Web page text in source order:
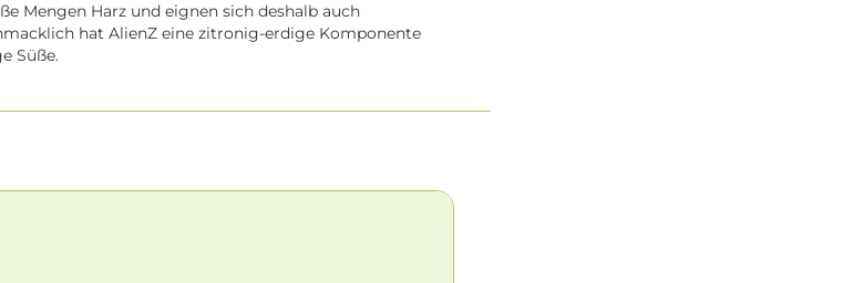
Mengen Harz und eignen sich deshalb auch
hat AlienZ eine zitronig-erdige Komponente
Süße.